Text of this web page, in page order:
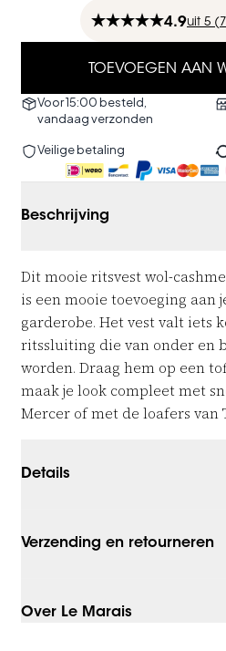
4.9uit 5 (
TOEVOEGEN AAN
Voor 15:00 besteld,
vandaag verzonden
Veilige betaling
Beschrijving
Dit mooie ritsvest wol-
is een mooie toevoeging aan
garderobe. Het vest valt iets
ritssluiting die van onder en
worden. Draag hem op een
maak je look compleet met
Mercer of met de loafers van
Details
Verzending en retourneren
Over Le Marais